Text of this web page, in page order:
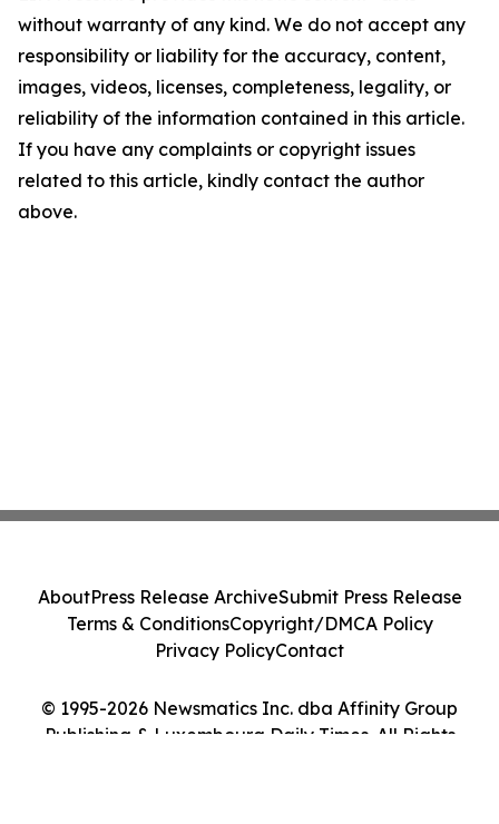
without warranty of any kind. We do not accept any
responsibility or liability for the accuracy, content,
images, videos, licenses, completeness, legality, or
reliability of the information contained in this article.
If you have any complaints or copyright issues
related to this article, kindly contact the author
above.
© 1995-2026 Newsmatics Inc. dba Affinity Group
Publishing & Luxembourg Daily Times. All Rights
AboutPress Release ArchiveSubmit Press Release
Terms & ConditionsCopyright/DMCA Policy
Privacy PolicyContact